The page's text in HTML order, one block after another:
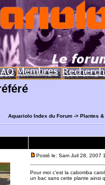
Aquariolo Index du Forum -> Plantes
Posté le: Sam Juil 28, 2007
Pour moi c'est la cabomba
un bac sans cette plante ainsi